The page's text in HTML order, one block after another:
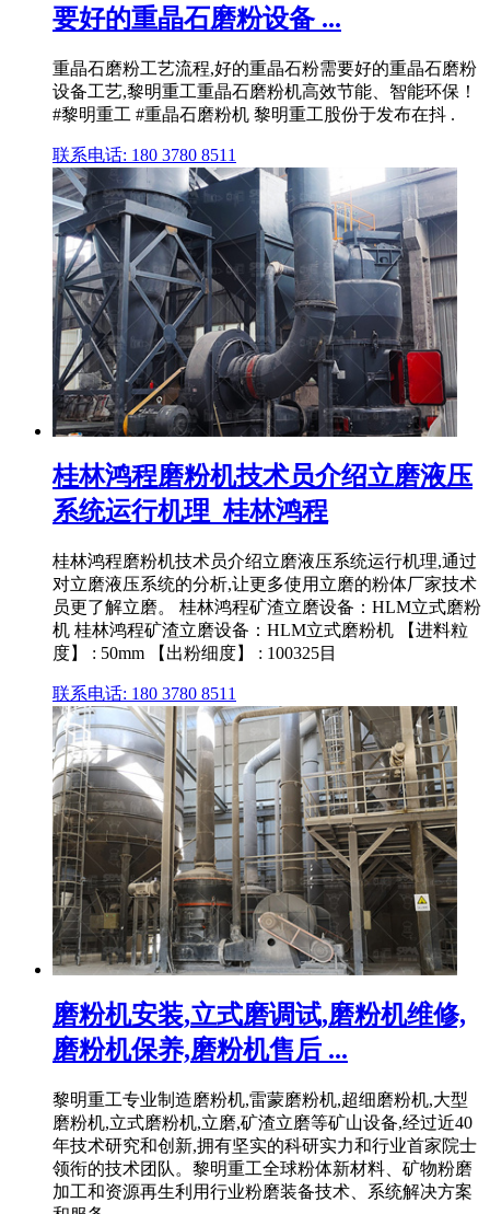
要好的重晶石磨粉设备 ...
重晶石磨粉工艺流程,好的重晶石粉需要好的重晶石磨粉
设备工艺,黎明重工重晶石磨粉机高效节能、智能环保！
#黎明重工 #重晶石磨粉机 黎明重工股份于发布在抖 .
联系电话: 180 3780 8511
桂林鸿程磨粉机技术员介绍立磨液压
系统运行机理_桂林鸿程
桂林鸿程磨粉机技术员介绍立磨液压系统运行机理,通过
对立磨液压系统的分析,让更多使用立磨的粉体厂家技术
员更了解立磨。 桂林鸿程矿渣立磨设备：HLM立式磨粉
机 桂林鸿程矿渣立磨设备：HLM立式磨粉机 【进料粒
度】 : 50mm 【出粉细度】 : 100325目
联系电话: 180 3780 8511
磨粉机安装,立式磨调试,磨粉机维修,
磨粉机保养,磨粉机售后 ...
黎明重工专业制造磨粉机,雷蒙磨粉机,超细磨粉机,大型
磨粉机,立式磨粉机,立磨,矿渣立磨等矿山设备,经过近40
年技术研究和创新,拥有坚实的科研实力和行业首家院士
领衔的技术团队。黎明重工全球粉体新材料、矿物粉磨
加工和资源再生利用行业粉磨装备技术、系统解决方案